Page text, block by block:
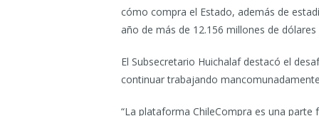
cómo compra el Estado, además de
año de más de 12.156 millones de
El Subsecretario Huichalaf destacó el
continuar trabajando
“La plataforma ChileCompra es una